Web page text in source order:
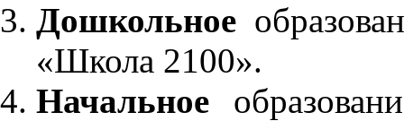
Дошкольное
«Школа 2100».
Начальное